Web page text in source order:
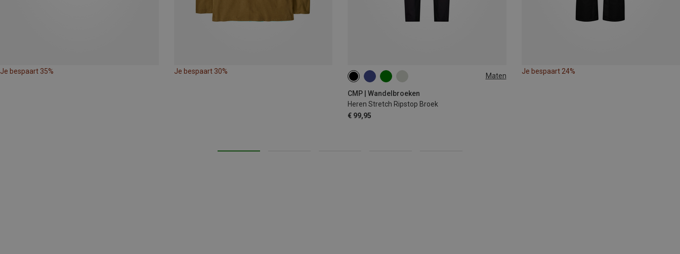
Je bespaart 35% Je bespaart 30%
Maten
CMP | Wandelbroeken
Heren Stretch Ripstop Broek
€ 99,95
S M L XL
Je bespaart 24%